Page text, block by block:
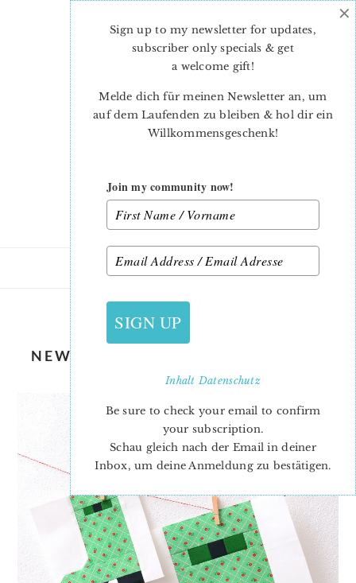
NEW FALL QUILT PATTERN – RAIN
BOOT QUILT BLOCK
Sign up to my newsletter for updates,
subscriber only specials & get
a welcome gift!
Melde dich für meinen Newsletter an, um
auf dem Laufenden zu bleiben & hol dir ein
Willkommensgeschenk!
Join my community now!
SIGN UP
InhaltDatenschutz
Be sure to check your email to confirm
your subscription.
Schau gleich nach der Email in deiner
Inbox, um deine Anmeldung zu bestätigen.
×